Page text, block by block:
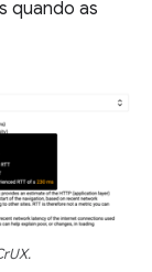
quando as